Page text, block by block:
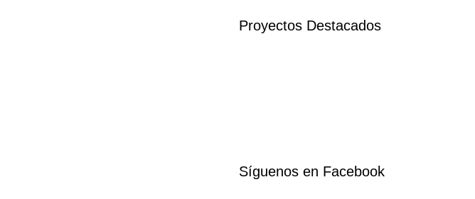
Proyectos Destacados
Síguenos en Facebook